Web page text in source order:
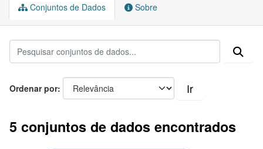
Conjuntos de Dados Sobre
Ordenar por Ir
5 conjuntos de dados encontrados